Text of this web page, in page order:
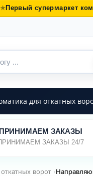
Первый супермаркет
для откатных
ПРИНИМАЕМ ЗАКАЗЫ
ЗАКАЗЫ 24/7
ворот ›